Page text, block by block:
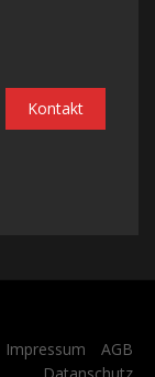
Kontakt
Impressum
AGB